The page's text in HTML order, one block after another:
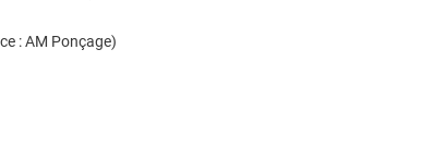
: AM Ponçage)